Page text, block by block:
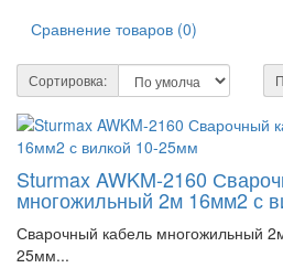
Сравнение товаров (0)
Сортировка:
Sturmax AWKM-2160
многожильный 2м 16мм2 с
Сварочный кабель многожильный
25мм...